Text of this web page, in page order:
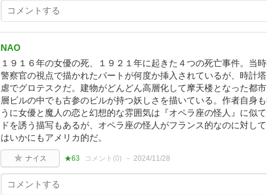
NAO
１９１６年の女優の死、１９２１年に起きた４つの死亡事件。当
警察官の視点で描かれたパートが何度か挿入されているが、時計
虐でグロテスクだ。建物がどんどん高層化して摩天楼となった都
層ビルの中でも古参のビルが持つ妖しさを描いている。作者自身
うに女優と魔人の恋と幻想的な雰囲気は『オペラ座の怪人』に似
ドを誘う描写もあるが、オペラ座の怪人がフランス的なのに対し
はいかにもアメリカ的だ。
ナイス ★63 コメント(0) 2024/11/28